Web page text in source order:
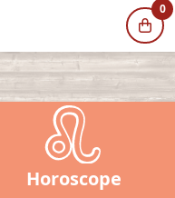
0
Horoscope